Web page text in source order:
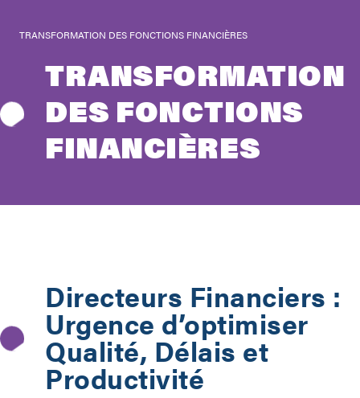
TRANSFORMATION DES FONCTIONS FINANCIÈRES
TRANSFORMATION
DES FONCTIONS
FINANCIÈRES
Directeurs Financiers :
Urgence d’optimiser
Qualité, Délais et
Productivité